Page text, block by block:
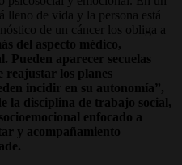
lleno de vida y la persona está
de un cáncer los obliga a
del aspecto médico,
Pueden aparecer secuelas
reajustar los planes
incidir en su autonomía”,
la disciplina de trabajo social,
enfocado a
y acompañamiento